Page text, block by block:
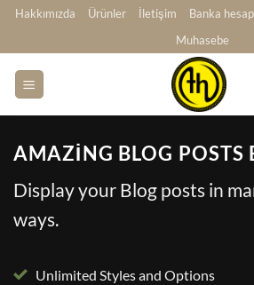
İçeriğe
Hakkımızda Ürünler İletişim Banka
Muhasebe
AMAZING BLOG POSTS
Display your Blog posts in
ways.
Unlimited Styles and Options